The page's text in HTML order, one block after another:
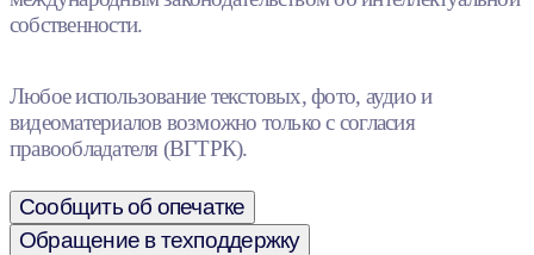
собственности.
Любое использование текстовых, фото, аудио и
видеоматериалов возможно только с согласия
правообладателя (ВГТРК).
Сообщить об опечатке
Обращение в техподдержку